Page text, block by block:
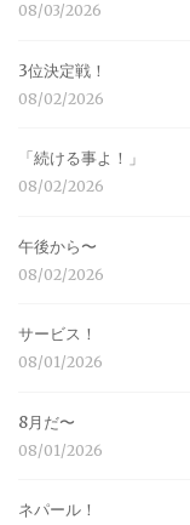
08/03/2026
3位決定戦！
08/02/2026
「続ける事よ！」
08/02/2026
午後から〜
08/02/2026
サービス！
08/01/2026
8月だ〜
08/01/2026
ネパール！